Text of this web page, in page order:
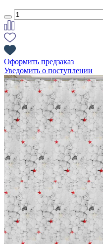
Оформить предзаказ
Уведомить о поступлении